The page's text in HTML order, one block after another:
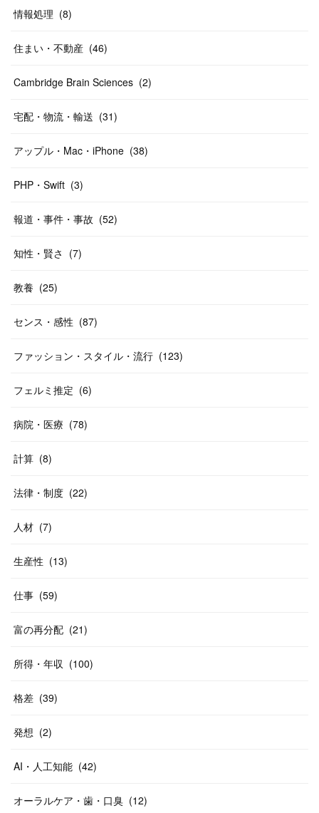
情報処理 (8)
住まい・不動産 (46)
Cambridge Brain Sciences (2)
宅配・物流・輸送 (31)
アップル・Mac・iPhone (38)
PHP・Swift (3)
報道・事件・事故 (52)
知性・賢さ (7)
教養 (25)
センス・感性 (87)
ファッション・スタイル・流行 (123)
フェルミ推定 (6)
病院・医療 (78)
計算 (8)
法律・制度 (22)
人材 (7)
生産性 (13)
仕事 (59)
富の再分配 (21)
所得・年収 (100)
格差 (39)
発想 (2)
AI・人工知能 (42)
オーラルケア・歯・口臭 (12)